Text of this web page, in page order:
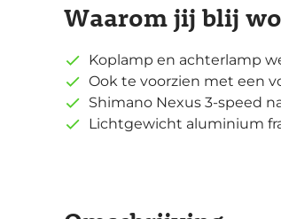
Waarom jij blij
Koplamp en achterlamp
Ook te voorzien met een
Shimano Nexus 3-speed
Lichtgewicht aluminium